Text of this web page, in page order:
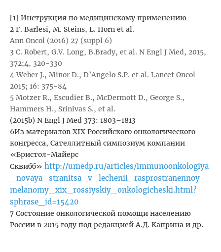
[1] Инструкция по медицинскому применению
2 F. Barlesi, M. Steins, L. Horn et al.
Ann Oncol (2016) 27 (suppl 6)
3 C. Robert, G.V. Long, B.Brady, et al. N Engl J Med, 2015,
372;4, 320-330
4 Weber J., Minor D., D’Angelo S.P. et al. Lancet Oncol
2015; 16: 375-84
5 Motzer R., Escudier B., McDermott D., George S.,
Hammers H., Srinivas S., et al.
(2015b) N Engl J Med 373: 1803–1813
6Из материалов XIX Российского онкологического
конгресса, Сателлитный симпозиум компании
«Бристол-Майерс
Сквибб» http://umedp.ru/articles/immunoonkologiya
_novaya_stranitsa_v_lechenii_rasprostranennoy_
melanomy_xix_rossiyskiy_onkologicheski.html?
sphrase_id=15420
7 Состояние онкологической помощи населению
России в 2015 году под редакцией А.Д. Каприна и др.